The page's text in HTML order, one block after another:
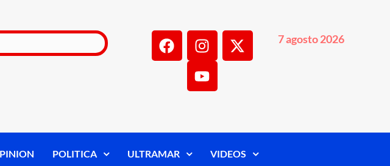
7 agosto 2026
POLITICA ULTRAMAR VIDEOS